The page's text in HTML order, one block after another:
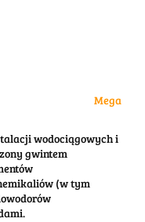
Mega
wodociągowych i
gwintem
(w tym